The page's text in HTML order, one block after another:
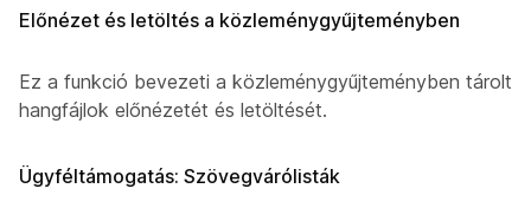
Előnézet és letöltés a közleménygyűjteményben
Ez a funkció bevezeti a közleménygyűjteményben tárolt
hangfájlok előnézetét és letöltését.
Ügyféltámogatás: Szövegvárólisták